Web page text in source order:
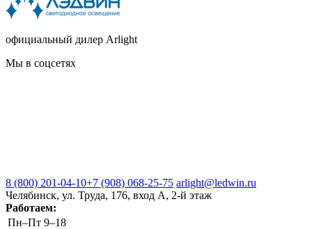
официальный дилер Arlight
Мы в соцсетях
8 (800) 201-04-10+7 (908) 068-25-75 arlight@ledwin.ru
Челябинск, ул. Труда, 176, вход А, 2-й этаж
Работаем:
Пн–Пт 9–18